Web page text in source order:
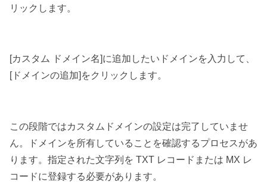
リックします。
[カスタム ドメイン名]に追加したいドメインを入力して、
[ドメインの追加]をクリックします。
この段階ではカスタムドメインの設定は完了していませ
ん。ドメインを所有していることを確認するプロセスがあ
ります。指定された文字列を TXT レコードまたは MX レ
コードに登録する必要があります。